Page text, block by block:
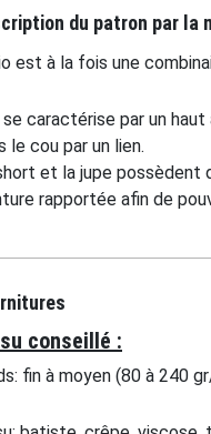
du patron par la
est à la fois une
se caractérise par un
le cou par un lien.
et la jupe possèdent
rapportée afin de
conseillé :
fin à moyen (80 à 240